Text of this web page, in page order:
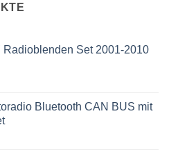
Radioblenden Set 2001-2010
Bluetooth CAN BUS mit